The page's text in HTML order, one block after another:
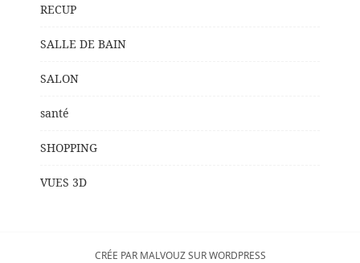
RECUP
SALLE DE BAIN
SALON
santé
SHOPPING
VUES 3D
CRÉE PAR MALVOUZ SUR WORDPRESS